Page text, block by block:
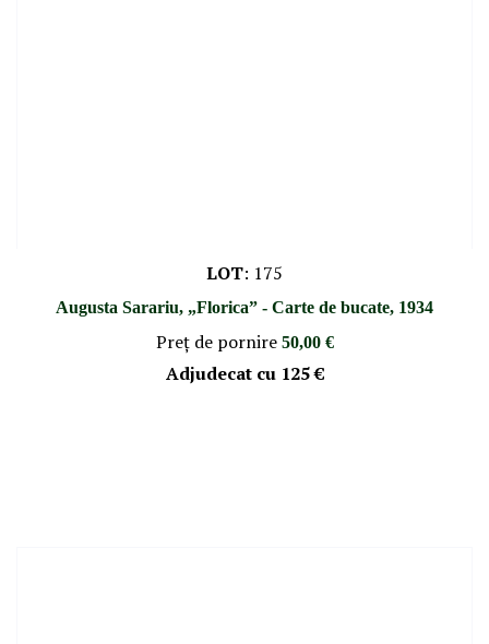
LOT: 175
Augusta Sarariu, „Florica” - Carte de bucate, 1934
Preţ de pornire 50,00 €
Adjudecat cu 125 €